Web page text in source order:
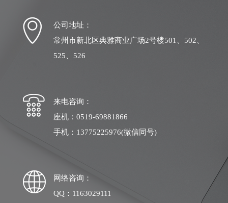
公司地址：
常州市新北区典雅商业广场2号楼501、502、
525、526
来电咨询：
座机：0519-69881866
手机：13775225976(微信同号)
网络咨询：
QQ：1163029111